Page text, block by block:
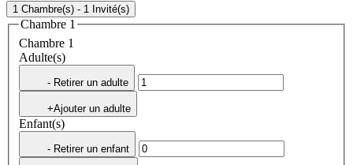
1 Chambre(s) - 1 Invité(s)
Chambre 1
Chambre 1
Adulte(s)
- Retirer un adulte
+Ajouter un adulte
Enfant(s)
- Retirer un enfant